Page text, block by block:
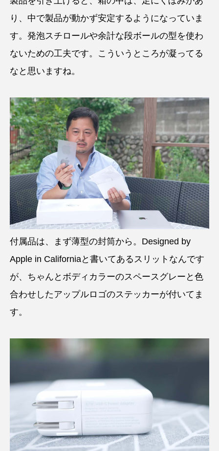
り、中で製品が動かず安定するようになっていま
す。発泡スチロールや余計な段ボールの型を使わ
ないための工夫です。こういうところが凝ってる
なと思いますね。
付属品は、まず薄型の封筒から。Designed by
Apple in Californiaと書いてあるスリットなんです
が、ちゃんとボディカラーのスペースグレーと色
合わせしたアップルロゴのステッカーが付いてま
す。